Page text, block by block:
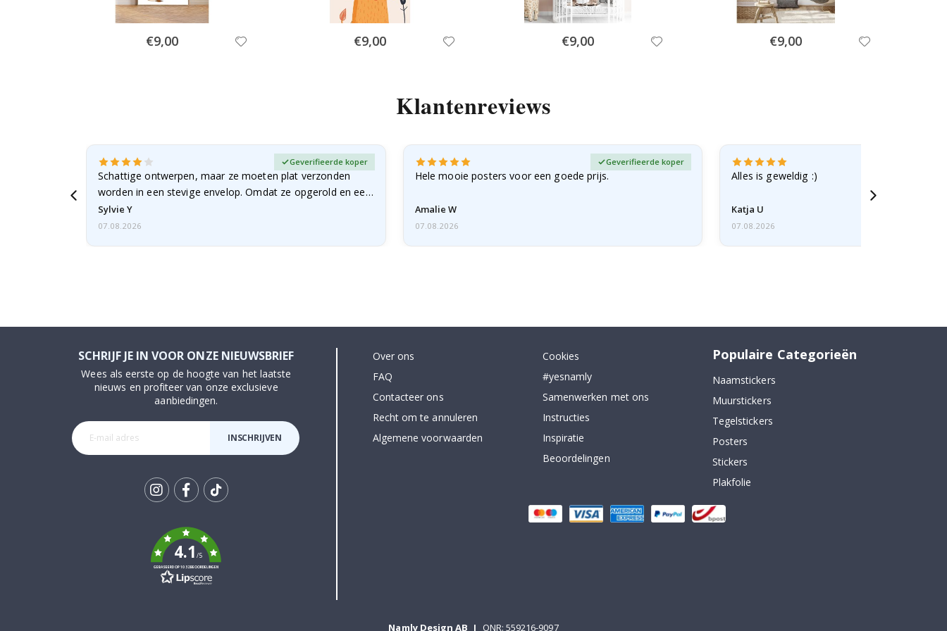
Special
Price
€9,00 Special
Price
€9,00 Special
Price
€9,00 Special
Price
€9,00
Klantenreviews
Schattige ontwerpen, maar ze moeten plat verzonden
worden in een stevige envelop. Omdat ze opgerold en een
beetje…
Sylvie Y
Geverifieerde koper
07.08.2026
Hele mooie posters voor een goede prijs.
Amalie W
Geverifieerde koper
07.08.2026
Alles is geweldig :)
Katja U
07.08.2026
SCHRIJF JE IN VOOR ONZE NIEUWSBRIEF
Wees als eerste op de hoogte van het laatste
nieuws en profiteer van onze exclusieve
aanbiedingen.
INSCHRIJVEN
k
4.1/5
GEBASEERD OP 1032 BEOORDELINGEN
Over ons
FAQ
Contacteer ons
Recht om te annuleren
Algemene voorwaarden
Cookies
#yesnamly
Samenwerken met ons
Instructies
Inspiratie
Beoordelingen
Populaire Categorieën
Naamstickers
Muurstickers
Tegelstickers
Posters
Stickers
Plakfolie
Namly Design AB | ONR: 559216-9097